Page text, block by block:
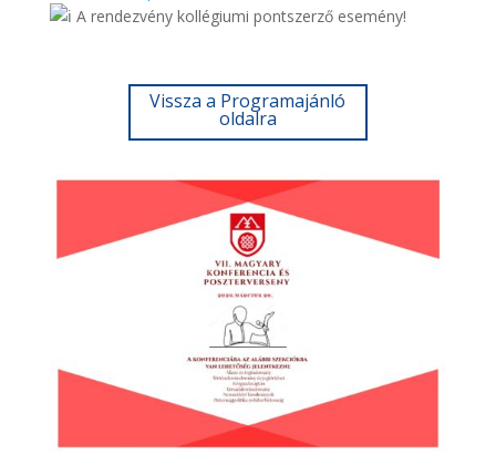
A rendezvény kollégiumi pontszerző esemény!
Vissza a Programajánló
oldalra